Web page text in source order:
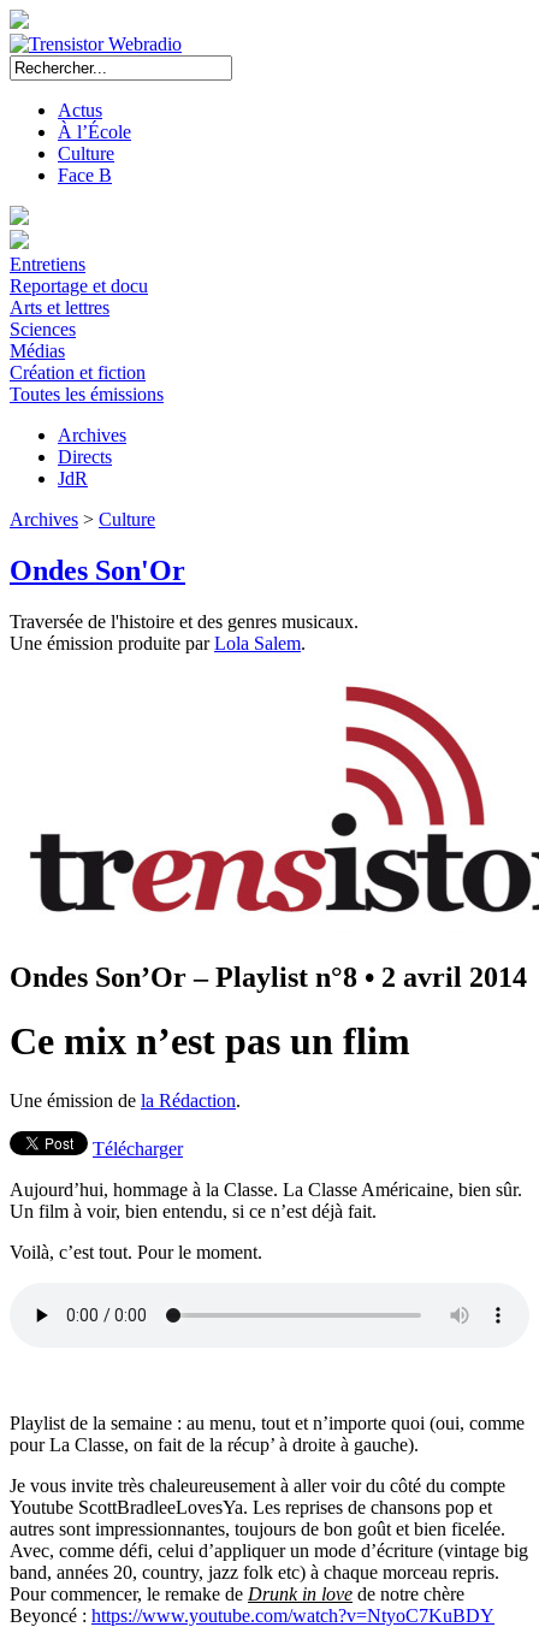
Actus
À l’École
Culture
Face B
Entretiens
Reportage et docu
Arts et lettres
Sciences
Médias
Création et fiction
Toutes les émissions
Archives
Directs
JdR
Archives > Culture
Ondes Son'Or
Traversée de l'histoire et des genres musicaux.
Une émission produite parLola Salem.
Ondes Son’Or – Playlist n°8 • 2 avril 2014
Ce mix n’est pas un flim
Une émission de la Rédaction.
Télécharger
Aujourd’hui, hommage à la Classe. La Classe Américaine, bien sûr.
Un film à voir, bien entendu, si ce n’est déjà fait.
Voilà, c’est tout. Pour le moment.
Playlist de la semaine : au menu, tout et n’importe quoi (oui, comme
pour La Classe, on fait de la récup’ à droite à gauche).
Je vous invite très chaleureusement à aller voir du côté du compte
Youtube ScottBradleeLovesYa. Les reprises de chansons pop et
autres sont impressionnantes, toujours de bon goût et bien ficelée.
Avec, comme défi, celui d’appliquer un mode d’écriture (vintage big
band, années 20, country, jazz folk etc) à chaque morceau repris.
Pour commencer, le remake de Drunk in love de notre chère
Beyoncé : https://www.youtube.com/watch?v=NtyoC7KuBDY